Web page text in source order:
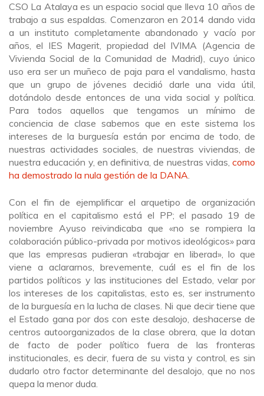
CSO La Atalaya es un espacio social que lleva 10 años de
trabajo a sus espaldas. Comenzaron en 2014 dando vida
a un instituto completamente abandonado y vacío por
años, el IES Magerit, propiedad del IVIMA (Agencia de
Vivienda Social de la Comunidad de Madrid), cuyo único
uso era ser un muñeco de paja para el vandalismo, hasta
que un grupo de jóvenes decidió darle una vida útil,
dotándolo desde entonces de una vida social y política.
Para todos aquellos que tengamos un mínimo de
conciencia de clase sabemos que en este sistema los
intereses de la burguesía están por encima de todo, de
nuestras actividades sociales, de nuestras viviendas, de
nuestra educación y, en definitiva, de nuestras vidas, como
ha demostrado la nula gestión de la DANA.
Con el fin de ejemplificar el arquetipo de organización
política en el capitalismo está el PP; el pasado 19 de
noviembre Ayuso reivindicaba que «no se rompiera la
colaboración público-privada por motivos ideológicos» para
que las empresas pudieran «trabajar en liberad», lo que
viene a aclararnos, brevemente, cuál es el fin de los
partidos políticos y las instituciones del Estado, velar por
los intereses de los capitalistas, esto es, ser instrumento
de la burguesía en la lucha de clases. Ni que decir tiene que
el Estado gana por dos con este desalojo, deshacerse de
centros autoorganizados de la clase obrera, que la dotan
de facto de poder político fuera de las fronteras
institucionales, es decir, fuera de su vista y control, es sin
dudarlo otro factor determinante del desalojo, que no nos
quepa la menor duda.